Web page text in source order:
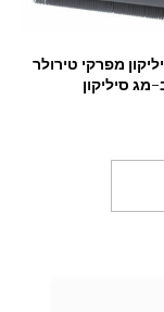
מפרקי טירולר